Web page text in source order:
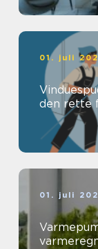
01. juli
Vinduespudser
den rette
01. juli